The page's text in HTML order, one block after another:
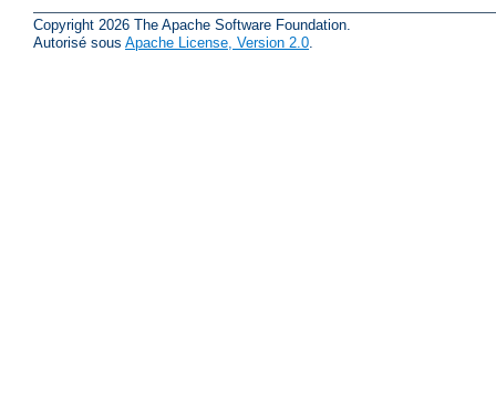
Copyright 2026 The Apache Software Foundation.
Autorisé sous Apache License, Version 2.0